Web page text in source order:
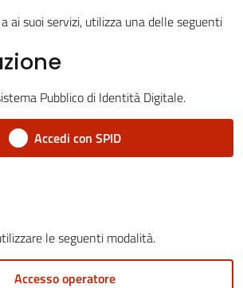
ai suoi servizi, utilizza una delle seguenti
Pubblico di Identità Digitale.
Accedi con SPID
le seguenti modalità.
Accesso operatore